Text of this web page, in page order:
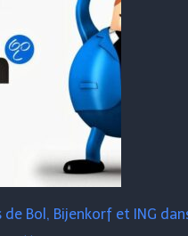
de Bol, Bijenkorf et ING